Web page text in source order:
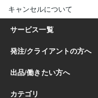
キャンセルについて